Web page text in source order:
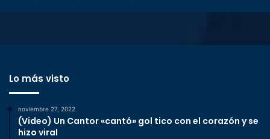
Lo más visto
noviembre 27, 2022
(Video) Un Cantor «cantó» gol tico con el corazón y se
hizo viral